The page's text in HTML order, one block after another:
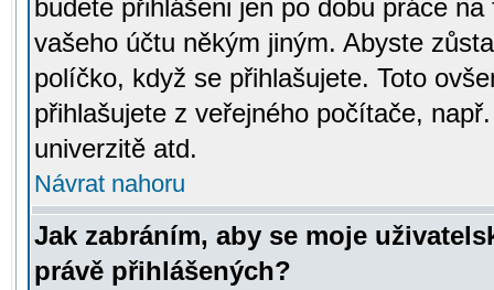
budete přihlášeni jen po dobu práce
vašeho účtu někým jiným. Abyste
políčko, když se přihlašujete. Toto
přihlašujete z veřejného počítače,
univerzitě atd.
Návrat nahoru
Jak zabráním, aby se moje
právě přihlášených?